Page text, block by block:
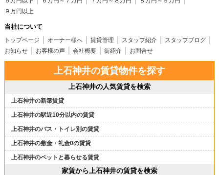
９万円以上
当社について
トップページ オーナー様へ 賃貸管理 スタッフ紹介
スタッフブログ
お知らせ
お客様の声 会社概要 街紹介 お問合せ
上石神井の賃貸物件を探す
上石神井の人気賃貸を検索
上石神井の新築賃貸
上石神井の駅近10分以内の賃貸
上石神井のバス・トイレ別の賃貸
上石神井の敷金・礼金0の賃貸
上石神井のペットと暮らせる賃貸
家賃から上石神井の賃貸を検索